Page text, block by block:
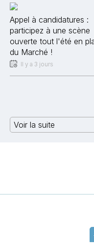
Appel à candidatures :
participez à une scène
ouverte tout l'été en
du Marché !
Il y a 3 jours
Voir la suite